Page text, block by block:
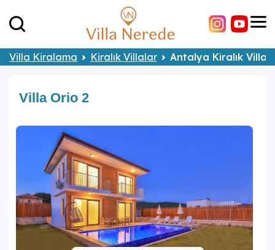
Villa Kiralama Kiralık Villalar Antalya Kiralık
Villa Orio 2